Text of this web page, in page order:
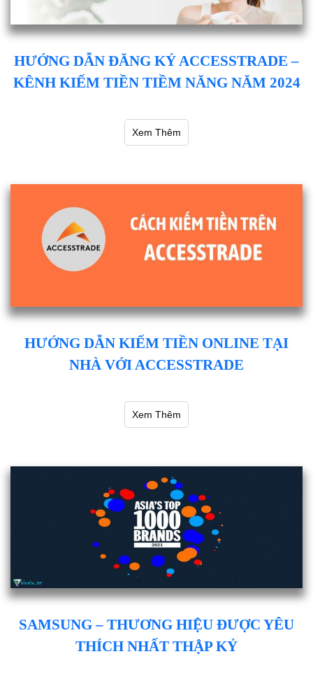
HƯỚNG DẪN ĐĂNG KÝ ACCESSTRADE –
KÊNH KIẾM TIỀN TIỀM NĂNG NĂM 2024
Xem Thêm
HƯỚNG DẪN KIẾM TIỀN ONLINE TẠI
NHÀ VỚI ACCESSTRADE
Xem Thêm
SAMSUNG – THƯƠNG HIỆU ĐƯỢC YÊU
THÍCH NHẤT THẬP KỶ